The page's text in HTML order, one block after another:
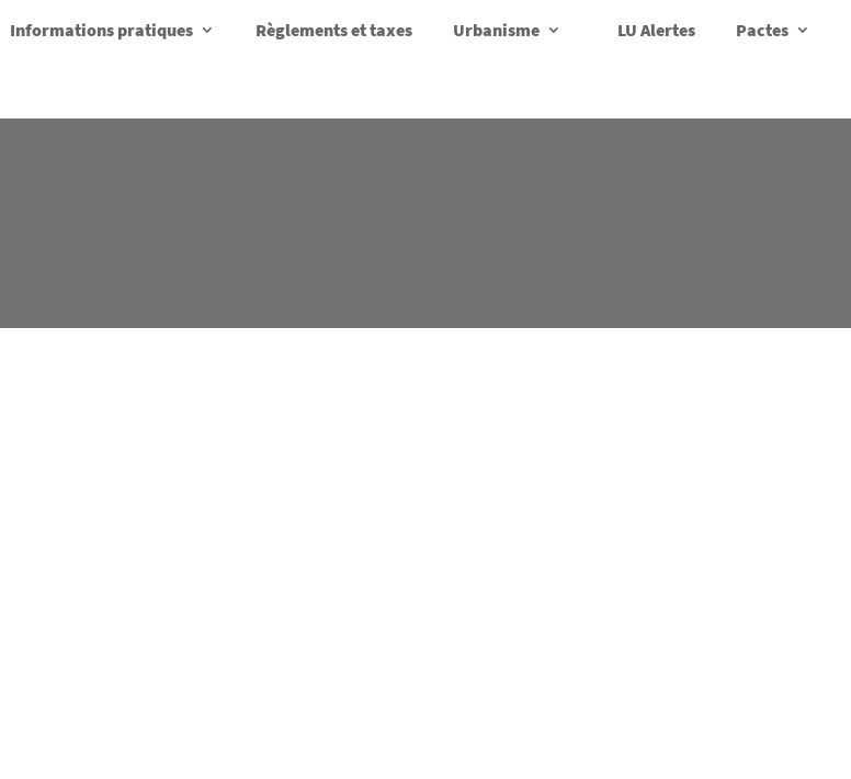
Informations pratiques Règlements et taxes Urbanisme LU Alertes Pactes